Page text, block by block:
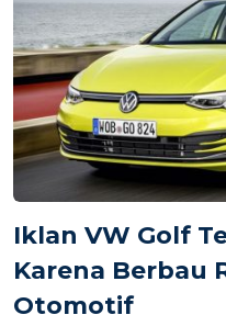
Iklan VW Golf
Karena Berbau
Otomotif